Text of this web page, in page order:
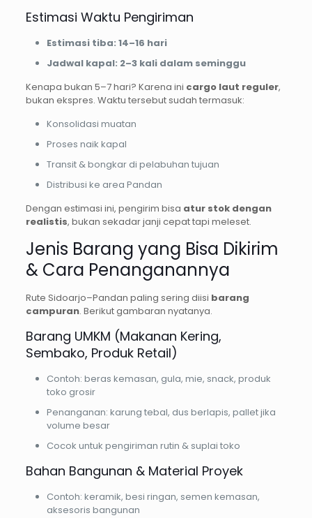
Estimasi Waktu Pengiriman
Estimasi tiba: 14–16 hari
Jadwal kapal: 2–3 kali dalam seminggu
Kenapa bukan 5–7 hari? Karena ini cargo laut reguler,
bukan ekspres. Waktu tersebut sudah termasuk:
Konsolidasi muatan
Proses naik kapal
Transit & bongkar di pelabuhan tujuan
Distribusi ke area Pandan
Dengan estimasi ini, pengirim bisa atur stok dengan
realistis, bukan sekadar janji cepat tapi meleset.
Jenis Barang yang Bisa Dikirim
& Cara Penanganannya
Rute Sidoarjo–Pandan paling sering diisi barang
campuran. Berikut gambaran nyatanya.
Barang UMKM (Makanan Kering,
Sembako, Produk Retail)
Contoh: beras kemasan, gula, mie, snack, produk
toko grosir
Penanganan: karung tebal, dus berlapis, pallet jika
volume besar
Cocok untuk pengiriman rutin & suplai toko
Bahan Bangunan & Material Proyek
Contoh: keramik, besi ringan, semen kemasan,
aksesoris bangunan